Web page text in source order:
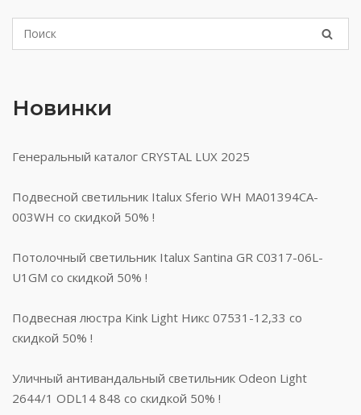
Новинки
Генеральный каталог CRYSTAL LUX 2025
Подвесной светильник Italux Sferio WH MA01394CA-
003WH со скидкой 50% !
Потолочный светильник Italux Santina GR C0317-06L-
U1GM со скидкой 50% !
Подвесная люстра Kink Light Никс 07531-12,33 со
скидкой 50% !
Уличный антивандальный светильник Odeon Light
2644/1 ODL14 848 со скидкой 50% !